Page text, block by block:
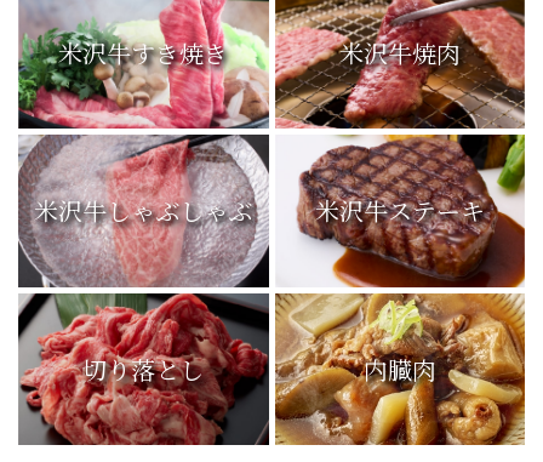
米沢牛すき焼き 米沢牛焼肉
米沢牛しゃぶしゃぶ 米沢牛ステーキ
切り落とし 内臓肉